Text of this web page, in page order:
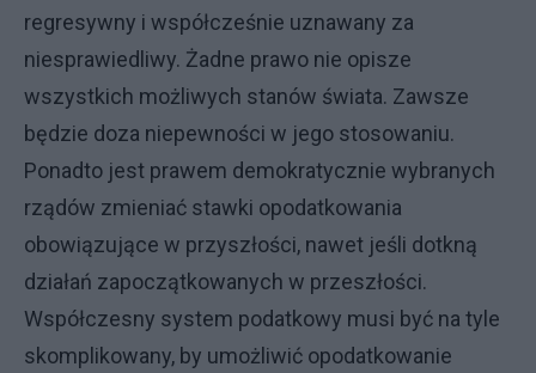
regresywny i współcześnie uznawany za
niesprawiedliwy. Żadne prawo nie opisze
wszystkich możliwych stanów świata. Zawsze
będzie doza niepewności w jego stosowaniu.
Ponadto jest prawem demokratycznie wybranych
rządów zmieniać stawki opodatkowania
obowiązujące w przyszłości, nawet jeśli dotkną
działań zapoczątkowanych w przeszłości.
Współczesny system podatkowy musi być na tyle
skomplikowany, by umożliwić opodatkowanie